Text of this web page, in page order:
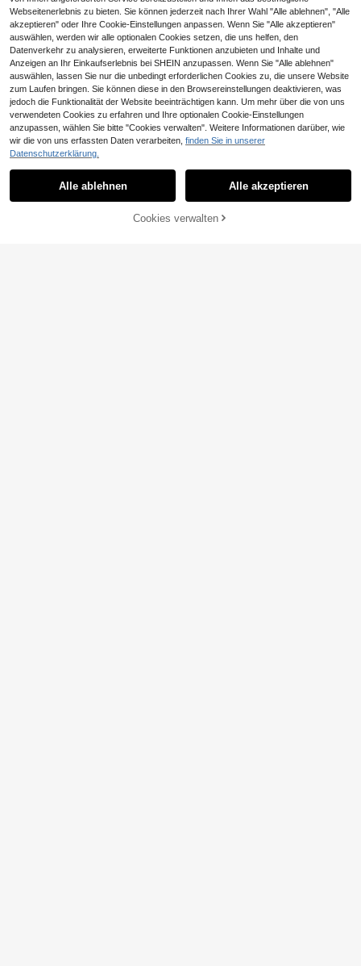
ZUM WARENKORB HINZUFÜGEN
Webseitenerlebnis zu bieten. Sie können jederzeit nach Ihrer Wahl "Alle ablehnen", "Alle
akzeptieren" oder Ihre Cookie-Einstellungen anpassen. Wenn Sie "Alle akzeptieren"
auswählen, werden wir alle optionalen Cookies setzen, die uns helfen, den
Datenverkehr zu analysieren, erweiterte Funktionen anzubieten und Inhalte und
Anzeigen an Ihr Einkaufserlebnis bei SHEIN anzupassen. Wenn Sie "Alle ablehnen"
auswählen, lassen Sie nur die unbedingt erforderlichen Cookies zu, die unsere Website
zum Laufen bringen. Sie können diese in den Browsereinstellungen deaktivieren, was
jedoch die Funktionalität der Website beeinträchtigen kann. Um mehr über die von uns
verwendeten Cookies zu erfahren und Ihre optionalen Cookie-Einstellungen
anzupassen, wählen Sie bitte "Cookies verwalten". Weitere Informationen darüber, wie
wir die von uns erfassten Daten verarbeiten, finden Sie in unserer
Datenschutzerklärung.
Alle ablehnen Alle akzeptieren
Cookies verwalten